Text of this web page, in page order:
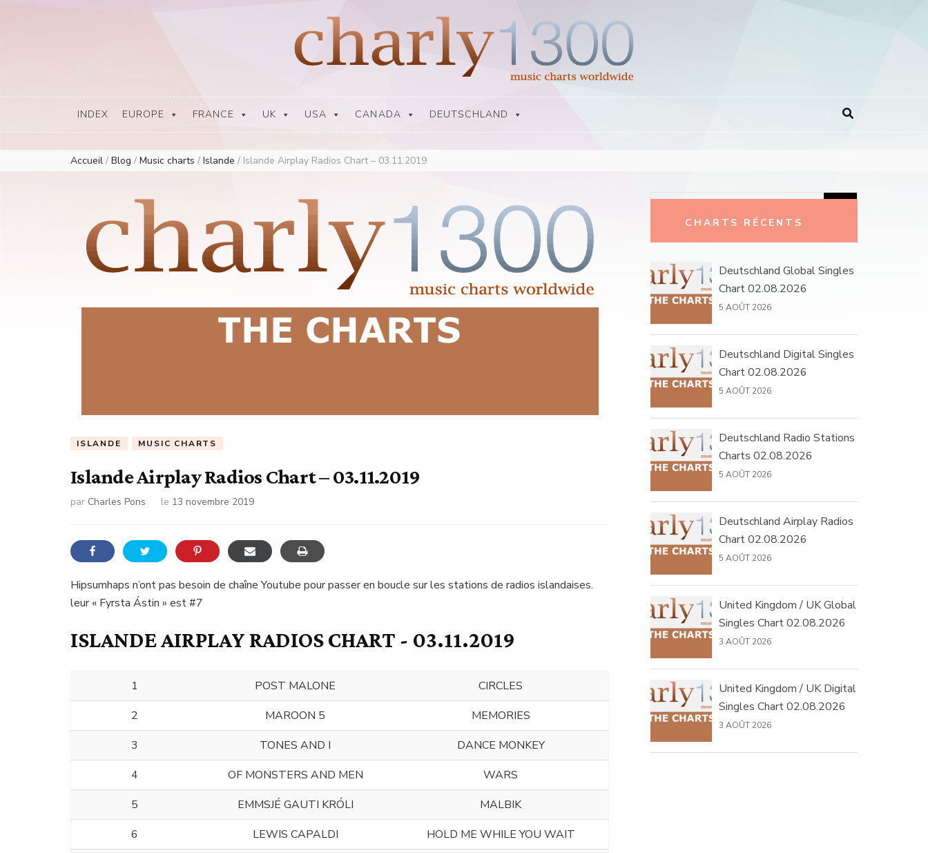
Europe Airplay Charts Radios Music Worldwide – Charly1300
European Music Charts plus USA and Australia
INDEX EUROPE FRANCE UK USA CANADA DEUTSCHLAND
Accueil / Blog / Music charts / Islande / Islande Airplay Radios Chart – 03.11.2019
ISLANDE MUSIC CHARTS
Islande Airplay Radios Chart – 03.11.2019
par Charles Pons le 13 novembre 2019
Hipsumhaps n’ont pas besoin de chaîne Youtube pour passer en boucle sur les stations de radios islandaises.
leur « Fyrsta Ástin » est #7
ISLANDE AIRPLAY RADIOS CHART - 03.11.2019
1 POST MALONE
CIRCLES
2
MAROON 5
MEMORIES
3
TONES AND I
DANCE MONKEY
4
OF MONSTERS AND MEN
WARS
5
EMMSJÉ GAUTI KRÓLI
MALBIK
6
LEWIS CAPALDI
HOLD ME WHILE YOU WAIT
CHARTS RÉCENTS
Deutschland Global Singles
Chart 02.08.2026
5 AOÛT 2026
Deutschland Digital Singles
Chart 02.08.2026
5 AOÛT 2026
Deutschland Radio Stations
Charts 02.08.2026
5 AOÛT 2026
Deutschland Airplay Radios
Chart 02.08.2026
5 AOÛT 2026
United Kingdom / UK Global
Singles Chart 02.08.2026
3 AOÛT 2026
United Kingdom / UK Digital
Singles Chart 02.08.2026
3 AOÛT 2026